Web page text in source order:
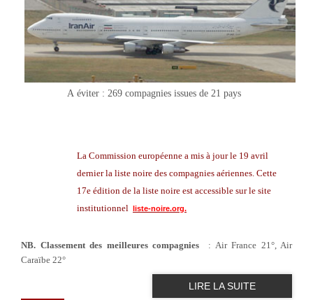
A éviter : 269 compagnies issues de 21 pays
La Commission européenne a mis à jour le 19 avril
dernier la liste noire des compagnies aériennes. Cette
17e édition de la liste noire est accessible sur le site
institutionnel
liste-noire.org.
NB. Classement des meilleures compagnies : Air France 21°, Air
Caraïbe 22°
LIRE LA SUITE